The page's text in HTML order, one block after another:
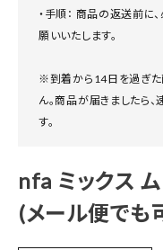
・手順： 商品の返送前に
願いいたします。
※到着から14日を過ぎた
ん。商品が届きましたら
す。
nfa ミックス
(メール便でも